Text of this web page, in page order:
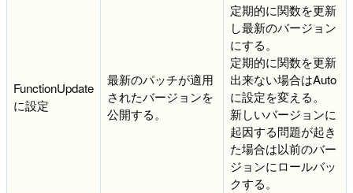
FunctionUpdate
に設定
最新のパッチが適用
されたバージョンを
公開する。
定期的に関数を更新
し最新のバージョン
にする。
定期的に関数を更新
出来ない場合はAuto
に設定を変える。
新しいバージョンに
起因する問題が起き
た場合は以前のバー
ジョンにロールバッ
クする。